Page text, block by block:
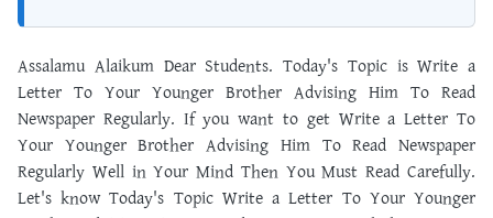
Assalamu Alaikum Dear Students. Today's Topic is Write a
Letter To Your Younger Brother Advising Him To Read
Newspaper Regularly. If you want to get Write a Letter To
Your Younger Brother Advising Him To Read Newspaper
Regularly Well in Your Mind Then You Must Read Carefully.
Let's know Today's Topic Write a Letter To Your Younger